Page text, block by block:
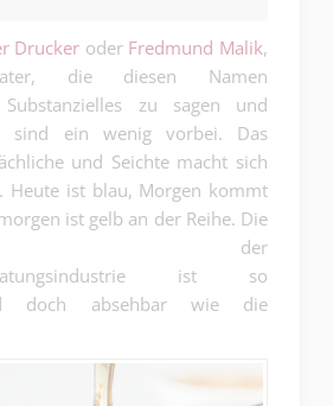
Drucker oder Fredmund Malik,
die diesen Namen
zu sagen und
sind ein wenig vorbei. Das
und Seichte macht sich
Heute ist blau, Morgen kommt
ist gelb an der Reihe. Die
der
ist so
doch absehbar wie die